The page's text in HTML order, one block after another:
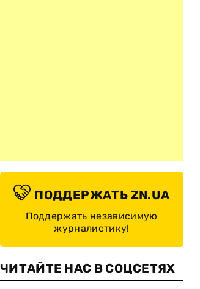
ПОДДЕРЖАТЬ ZN.UA
Поддержать независимую
журналистику!
ЧИТАЙТЕ НАС В СОЦСЕТЯХ